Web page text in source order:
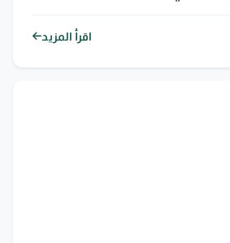
اقرأ المزيد